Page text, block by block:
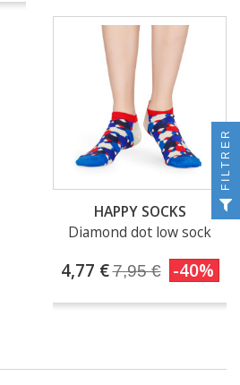
HAPPY SOCKS
Diamond dot low sock
4,77 €7,95 € -40%
FILTRER